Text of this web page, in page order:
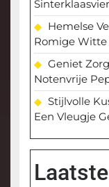
Hemelse
Romige Witte
Geniet
Notenvrije
Stijlvolle
Een Vleugje